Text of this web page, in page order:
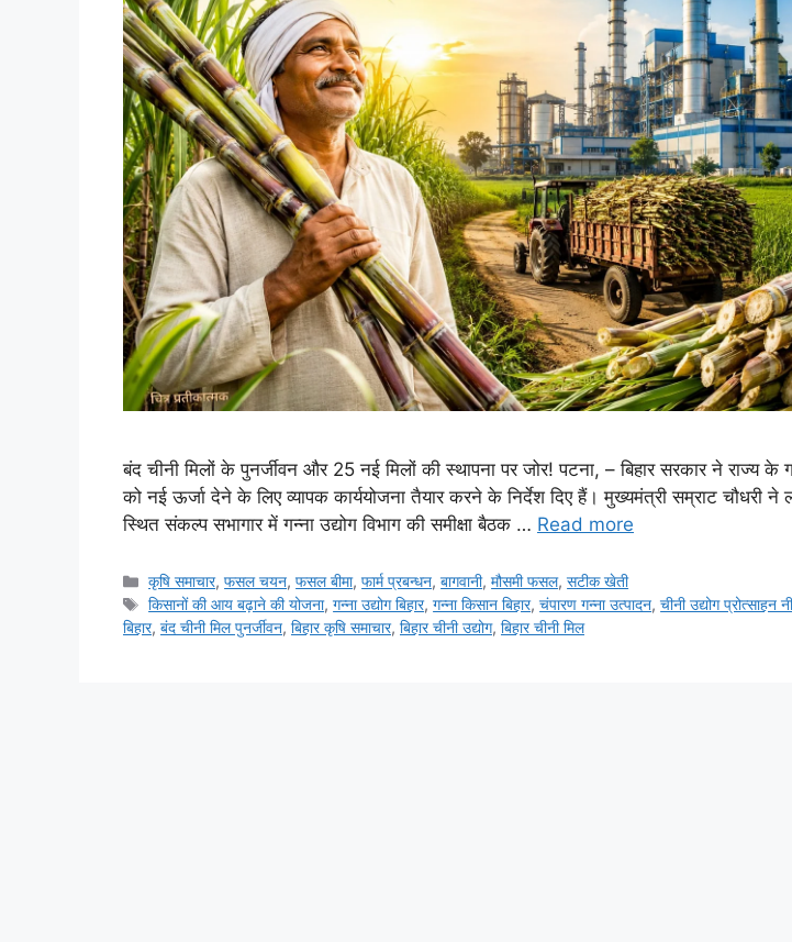
बंद चीनी मिलों के पुनर्जीवन और 25 नई मिलों की स्थापना पर जोर! पटना, – बिहार सरकार ने राज्य के
को नई ऊर्जा देने के लिए व्यापक कार्ययोजना तैयार करने के निर्देश दिए हैं। मुख्यमंत्री सम्राट चौधरी
स्थित संकल्प सभागार में गन्ना उद्योग विभाग की समीक्षा बैठक … Read more
कृषि समाचार,फसल चयन,फसल बीमा,फार्म प्रबन्धन,बागवानी,मौसमी फसल,सटीक खेती
किसानों की आय बढ़ाने की योजना,गन्ना उद्योग बिहार,गन्ना किसान बिहार,चंपारण गन्ना उत्पादन,चीनी उद्योग प्रोत्साहन
बिहार, बंद चीनी मिल पुनर्जीवन, बिहार कृषि समाचार, बिहार चीनी उद्योग, बिहार चीनी मिल